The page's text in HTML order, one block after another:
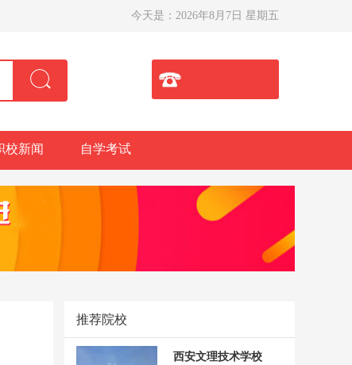
今天是： 2026年8月7日 星期五
校新闻 自学考试
推荐院校
西安文理技术学校